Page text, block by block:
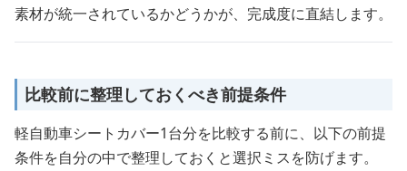
素材が統一されているかどうかが、完成度に直結します。
比較前に整理しておくべき前提条件
軽自動車シートカバー1台分を比較する前に、以下の前提
条件を自分の中で整理しておくと選択ミスを防げます。